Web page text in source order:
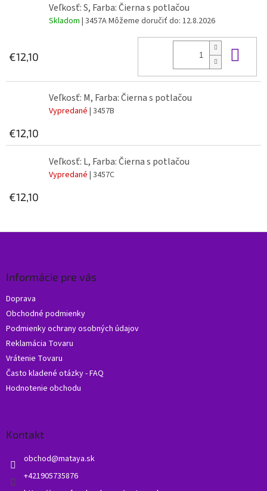
Veľkosť: S, Farba: Čierna s potlačou
Skladom | 3457AMôžeme doručiť do: 12.8.2026
€12,10
Veľkosť: M, Farba: Čierna s potlačou
Vypredané | 3457B
€12,10
Veľkosť: L, Farba: Čierna s potlačou
Vypredané | 3457C
€12,10
Informácie pre vás
Doprava
Obchodné podmienky
Podmienky ochrany osobných údajov
Reklamácia Tovaru
Vrátenie Tovaru
Často kladené otázky - FAQ
Hodnotenie obchodu
Kontakt
obchod@mataya.sk
+421905735876